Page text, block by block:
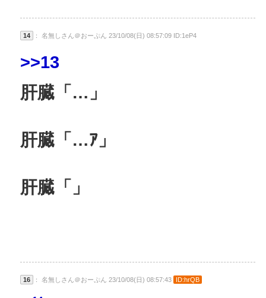
14 ： 名無しさん＠おーぷん 23/10/08(日) 08:57:09 ID:1eP4
>>13
肝臓「…」
肝臓「…ｱ」
肝臓「」
16 ： 名無しさん＠おーぷん 23/10/08(日) 08:57:43 ID:hrQB